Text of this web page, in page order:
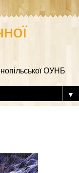
ОУНБ
▼